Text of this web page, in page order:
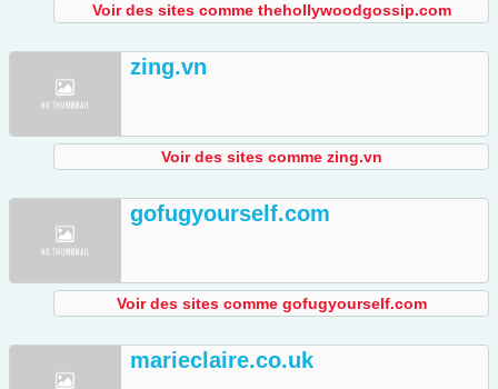
Voir des sites comme thehollywoodgossip.com
zing.vn
Voir des sites comme zing.vn
gofugyourself.com
Voir des sites comme gofugyourself.com
marieclaire.co.uk